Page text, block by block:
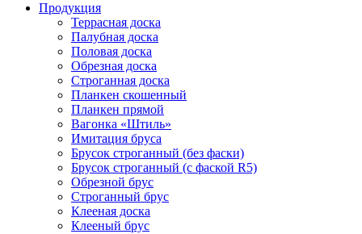
Продукция
Террасная доска
Палубная доска
Половая доска
Обрезная доска
Строганная доска
Планкен скошенный
Планкен прямой
Вагонка «Штиль»
Имитация бруса
Брусок строганный (без фаски)
Брусок строганный (с фаской R5)
Обрезной брус
Строганный брус
Клееная доска
Клееный брус